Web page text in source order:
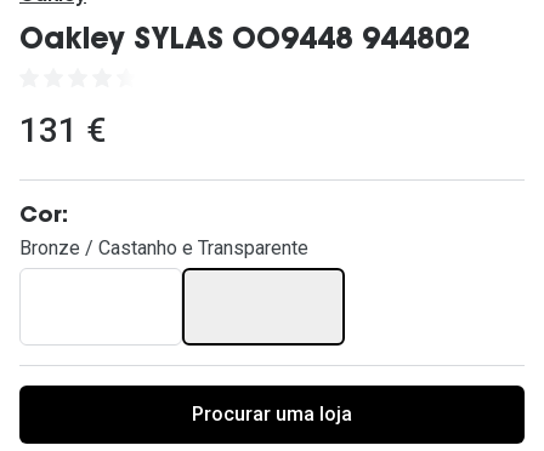
Oakley SYLAS OO9448 944802
131 €
Cor:
Bronze / Castanho e Transparente
Procurar uma loja